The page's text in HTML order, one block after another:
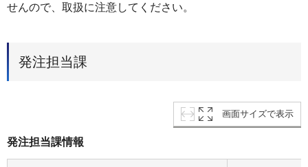
せんので、取扱に注意してください。
発注担当課
画面サイズで表示
発注担当課情報